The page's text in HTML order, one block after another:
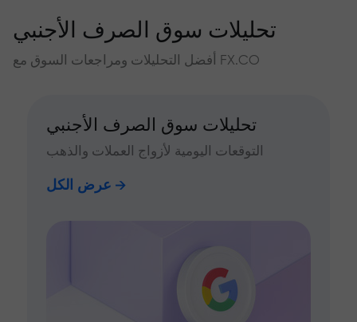
تحليلات سوق الصرف الأجنبي
أفضل التحليلات ومراجعات السوق مع FX.CO
تحليلات سوق الصرف الأجنبي
التوقعات اليومية لأزواج العملات والذهب
عرض الكل